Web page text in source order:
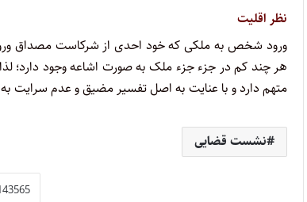
نظر اقلیت
ورود شخص به ملکی که خود احدی از شرکاست مصداق
متهم دارد و با عنایت به اصل تفسیر مضیق و عدم سرایت
نشست قضایی